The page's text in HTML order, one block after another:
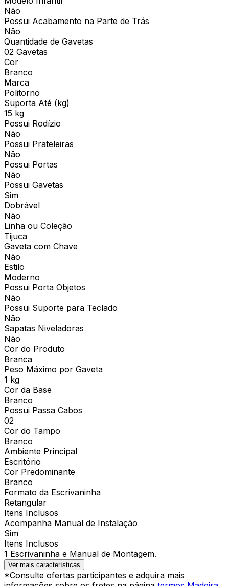
Não
Possui Acabamento na Parte de Trás
Não
Quantidade de Gavetas
02 Gavetas
Cor
Branco
Marca
Politorno
Suporta Até (kg)
15 kg
Possui Rodízio
Não
Possui Prateleiras
Não
Possui Portas
Não
Possui Gavetas
Sim
Dobrável
Não
Linha ou Coleção
Tijuca
Gaveta com Chave
Não
Estilo
Moderno
Possui Porta Objetos
Não
Possui Suporte para Teclado
Não
Sapatas Niveladoras
Não
Cor do Produto
Branca
Peso Máximo por Gaveta
1 kg
Cor da Base
Branco
Possui Passa Cabos
02
Cor do Tampo
Branco
Ambiente Principal
Escritório
Cor Predominante
Branco
Formato da Escrivaninha
Retangular
Itens Inclusos
Acompanha Manual de Instalação
Sim
Itens Inclusos
1 Escrivaninha e Manual de Montagem.
Ver mais características
*Consulte ofertas participantes e adquira mais